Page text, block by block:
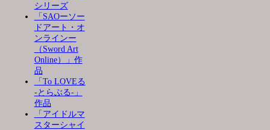
シリーズ
「SAOーソー
ドアート・オ
ンラインー
（Sword Art
Online）」作
品
「To LOVEる
-とらぶる-」
作品
「アイドルマ
スターシャイ